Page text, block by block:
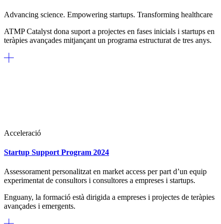
Advancing science. Empowering startups. Transforming healthcare
ATMP Catalyst dona suport a projectes en fases inicials i startups en
teràpies avançades mitjançant un programa estructurat de tres anys.
Acceleració
Startup Support Program 2024
Assessorament personalitzat en market access per part d’un equip
experimentat de consultors i consultores a empreses i startups.
Enguany, la formació està dirigida a empreses i projectes de teràpies
avançades i emergents.